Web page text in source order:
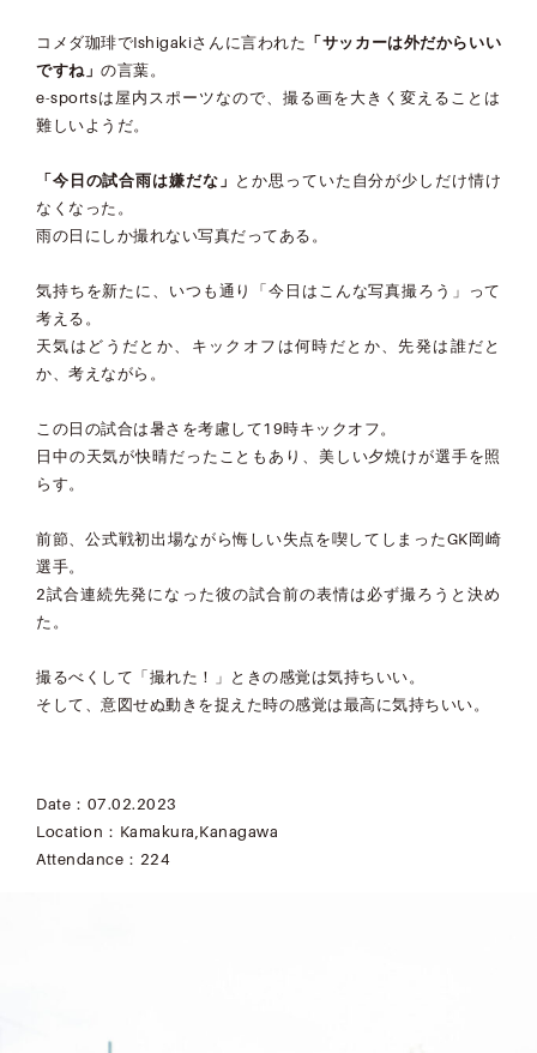
コメダ珈琲でIshigakiさんに言われた 「サッカーは外だからいい
ですね」 の言葉。
e-sportsは屋内スポーツなので、撮る画を大きく変えることは
難しいようだ。
「今日の試合雨は嫌だな」 とか思っていた自分が少しだけ情け
なくなった。
雨の日にしか撮れない写真だってある。
気持ちを新たに、いつも通り「今日はこんな写真撮ろう」って
考える。
天気はどうだとか、キックオフは何時だとか、先発は誰だと
か、考えながら。
この日の試合は暑さを考慮して19時キックオフ。
日中の天気が快晴だったこともあり、美しい夕焼けが選手を照
らす。
前節、公式戦初出場ながら悔しい失点を喫してしまったGK岡崎
選手。
2試合連続先発になった彼の試合前の表情は必ず撮ろうと決め
た。
撮るべくして「撮れた！」ときの感覚は気持ちいい。
そして、意図せぬ動きを捉えた時の感覚は最高に気持ちいい。
Date：07.02.2023
Location：Kamakura,Kanagawa
Attendance：224